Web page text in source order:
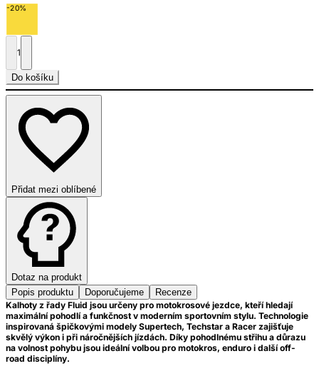
-20%
1
Do košíku
Přidat mezi oblíbené
Dotaz na produkt
Popis produktu
Doporučujeme
Recenze
Kalhoty z řady Fluid jsou určeny pro motokrosové jezdce, kteří hledají
maximální pohodlí a funkčnost v moderním sportovním stylu. Technologie
inspirovaná špičkovými modely Supertech, Techstar a Racer zajišťuje
skvělý výkon i při náročnějších jízdách. Díky pohodlnému střihu a důrazu
na volnost pohybu jsou ideální volbou pro motokros, enduro i další off-
road disciplíny.